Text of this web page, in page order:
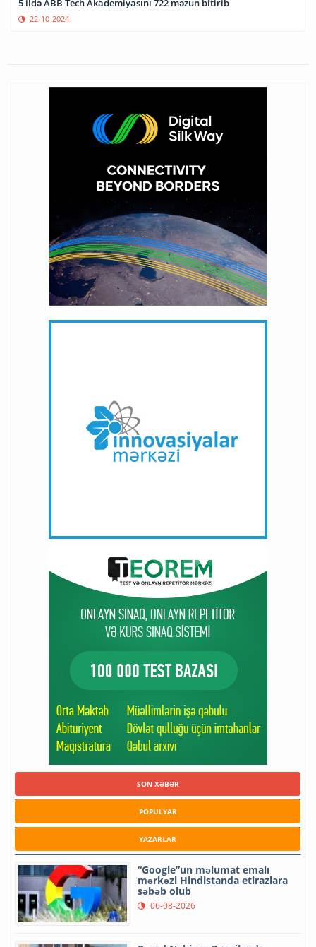
5 ildə ABB Tech Akademiyasını 722 məzun bitirib
22-10-2024
SON XƏBƏR
POPULYAR
YAZARLAR
“Google”un məlumat emalı
mərkəzi Hindistanda etirazlara
səbəb olub
06-08-2026